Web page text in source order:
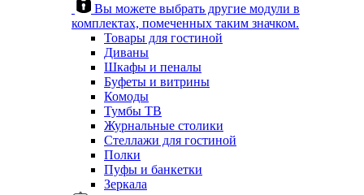
Вы можете выбрать другие модули в
комплектах, помеченных таким значком.
Товары для гостиной
Диваны
Шкафы и пеналы
Буфеты и витрины
Комоды
Тумбы ТВ
Журнальные столики
Стеллажи для гостиной
Полки
Пуфы и банкетки
Зеркала